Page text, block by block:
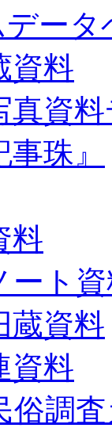
ータ
資料
真資
珠』
料
ート
蔵資料
資料
調査